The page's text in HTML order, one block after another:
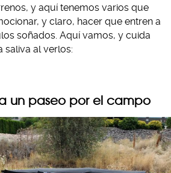
y aquí tenemos varios que
y claro, hacer que entren a
soñados. Aquí vamos, y cuida
saliva al verlos:
un paseo por el campo